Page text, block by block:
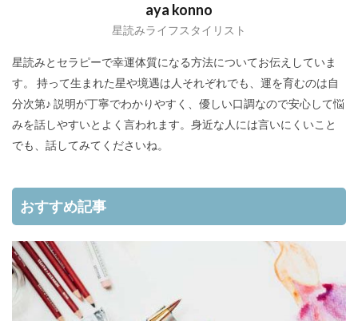
aya konno
星読みライフスタイリスト
星読みとセラピーで幸運体質になる方法についてお伝えしていま
す。 持って生まれた星や境遇は人それぞれでも、運を育むのは自
分次第♪ 説明が丁寧でわかりやすく、優しい口調なので安心して悩
みを話しやすいとよく言われます。身近な人には言いにくいこと
でも、話してみてくださいね。
おすすめ記事